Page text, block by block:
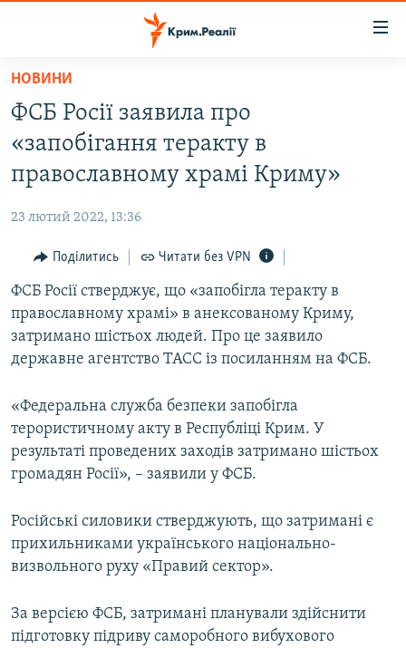
Перейти
основного
матеріалу
до
основної
Перейти
пошуку
ВОДА.КРИМ
БЛОГИ
ПОГЛЯД
ІНТЕРВ'Ю
ВСЕ ЗА ДЕНЬ
СПЕЦПРОЕКТИ
ВІДЕОУРОКИ «ELIFBE»
СВІДЧЕННЯ ОКУПАЦІЇ
ІНФОГРАФІКА
Русский
Qırımtatar
ДОЛУЧАЙСЯ!
Усі сайти RFE/RL
НОВИНИ
ФСБ Росії заявила про
«запобігання теракту в
православному храмі Криму»
23 лютий 2022, 13:36
Поділитись Читати без VPN
ФСБ Росії стверджує, що «запобігла теракту в
православному храмі» в анексованому Криму,
затримано шістьох людей. Про це заявило
державне агентство ТАСС із посиланням на ФСБ.
«Федеральна служба безпеки запобігла
терористичному акту в Республіці Крим. У
результаті проведених заходів затримано шістьох
громадян Росії», – заявили у ФСБ.
Російські силовики стверджують, що затримані є
прихильниками українського національно-
визвольного руху «Правий сектор».
За версією ФСБ, затримані планували здійснити
підготовку підриву саморобного вибухового